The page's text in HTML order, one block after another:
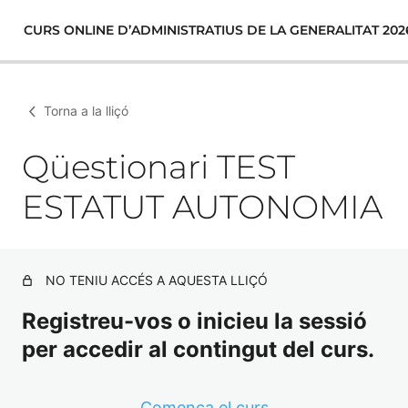
CURS ONLINE D’ADMINISTRATIUS DE LA GENERALITAT
Torna a la lliçó
Qüestionari TEST
ESTATUT AUTONOMIA
NO TENIU ACCÉS A AQUESTA LLIÇÓ
Registreu-vos o inicieu la sessió
per accedir al contingut del curs.